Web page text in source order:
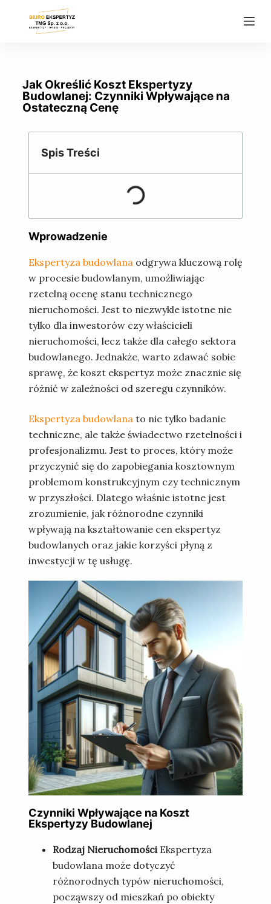
Jak Określić Koszt Ekspertyzy
Budowlanej: Czynniki Wpływające na
Ostateczną Cenę
Spis Treści
Wprowadzenie
Ekspertyza budowlana odgrywa kluczową rolę
w procesie budowlanym, umożliwiając
rzetelną ocenę stanu technicznego
nieruchomości. Jest to niezwykle istotne nie
tylko dla inwestorów czy właścicieli
nieruchomości, lecz także dla całego sektora
budowlanego. Jednakże, warto zdawać sobie
sprawę, że koszt ekspertyz może znacznie się
różnić w zależności od szeregu czynników.
Ekspertyza budowlana to nie tylko badanie
techniczne, ale także świadectwo rzetelności i
profesjonalizmu. Jest to proces, który może
przyczynić się do zapobiegania kosztownym
problemom konstrukcyjnym czy technicznym
w przyszłości. Dlatego właśnie istotne jest
zrozumienie, jak różnorodne czynniki
wpływają na kształtowanie cen ekspertyz
budowlanych oraz jakie korzyści płyną z
inwestycji w tę usługę.
Czynniki Wpływające na Koszt
Ekspertyzy Budowlanej
Rodzaj NieruchomościEkspertyza
budowlana może dotyczyć
różnorodnych typów nieruchomości,
począwszy od mieszkań po obiekty